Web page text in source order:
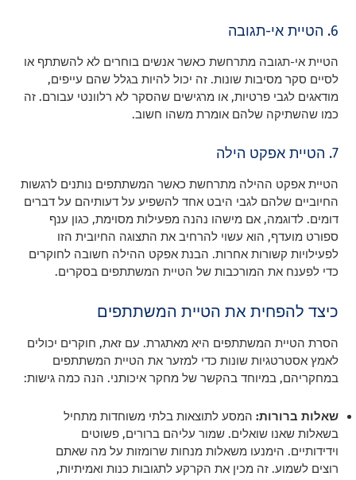
6. הטיית אי-תגובה
הטיית אי-תגובה מתרחשת כאשר אנשים בוחרים לא להשתתף או
לסיים סקר מסיבות שונות. זה יכול להיות בגלל שהם עייפים,
מודאגים לגבי פרטיות, או מרגישים שהסקר לא רלוונטי עבורם. זה
כמו שהשתיקה שלהם אומרת משהו חשוב.
7. הטיית אפקט הילה
הטיית אפקט ההילה מתרחשת כאשר המשתתפים נותנים לרגשות
החיוביים שלהם לגבי היבט אחד להשפיע על דעותיהם על דברים
דומים. לדוגמה, אם מישהו נהנה מפעילות מסוימת, כגון ענף
ספורט מועדף, הוא עשוי להרחיב את התצוגה החיובית הזו
לפעילויות קשורות אחרות. הבנת אפקט ההילה חשובה לחוקרים
כדי לפענח את המורכבות של הטיית המשתתפים בסקרים.
כיצד להפחית את הטיית המשתתפים
הסרת הטיית המשתתפים היא מאתגרת. עם זאת, חוקרים יכולים
לאמץ אסטרטגיות שונות כדי למזער את הטיית המשתתפים
במחקריהם, במיוחד בהקשר של מחקר איכותני. הנה כמה גישות:
שאלות ברורות: המסע לתוצאות בלתי משוחדות מתחיל
בשאלות שאנו שואלים. שמור עליהם ברורים, פשוטים
וידידותיים. הימנעו משאלות מנחות שרומזות על מה שאתם
רוצים לשמוע. זה מכין את הקרקע לתגובות כנות ואמיתיות,